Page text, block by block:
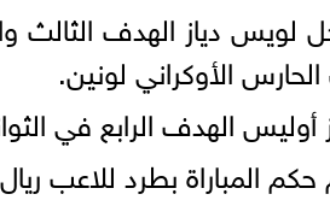
الأوكراني لونين.
أوليس الهدف الرابع في
المباراة بطرد للاعب